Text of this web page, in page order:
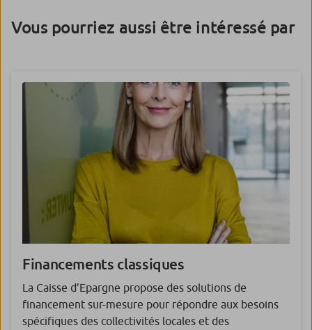
Vous pourriez aussi être intéressé par
Financements classiques
La Caisse d’Epargne propose des solutions de
financement sur-mesure pour répondre aux besoins
spécifiques des collectivités locales et des